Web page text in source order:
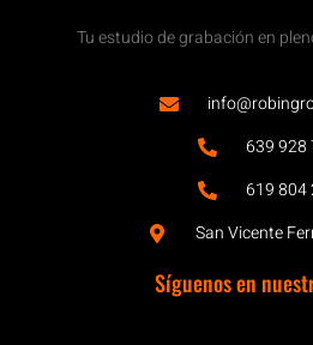
Tu estudio de grabación en
639 928
619 804
San Vicente
Síguenos en